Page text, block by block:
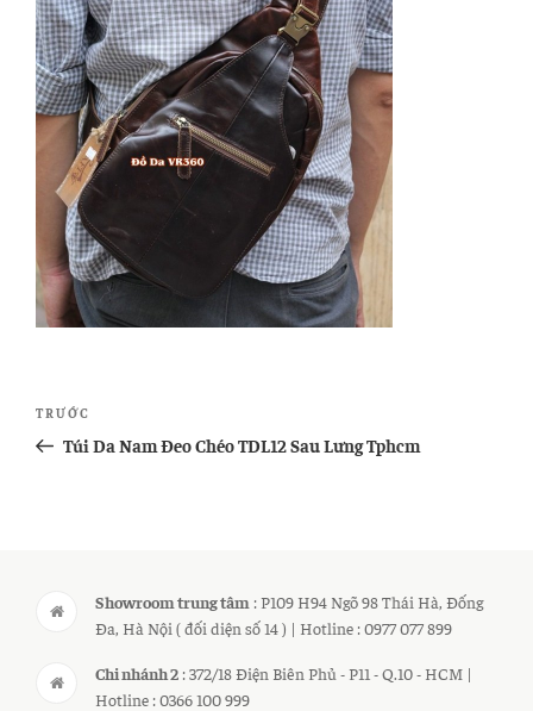
Điều
hướng
Bài
cũ
TRƯỚC
Túi Da Nam Đeo Chéo TDL12 Sau Lưng Tphcm
Showroom trung tâm : P109 H94 Ngõ 98 Thái Hà, Đống
Đa, Hà Nội ( đối diện số 14 ) | Hotline : 0977 077 899
Chi nhánh 2 : 372/18 Điện Biên Phủ - P11 - Q.10 - HCM |
Hotline : 0366 100 999